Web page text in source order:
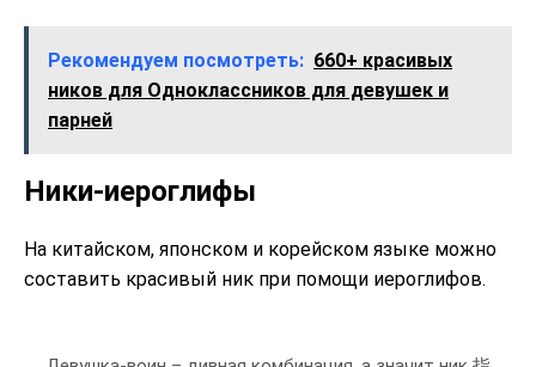
Рекомендуем посмотреть: 660+ красивых
ников для Одноклассников для девушек и
парней
Ники-иероглифы
На китайском, японском и корейском языке можно
составить красивый ник при помощи иероглифов.